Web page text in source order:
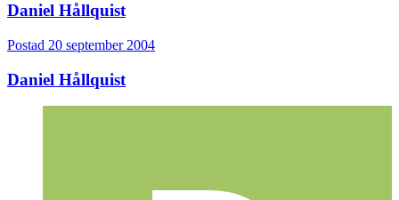
Daniel Hållquist
Postad 20 september 2004
Daniel Hållquist